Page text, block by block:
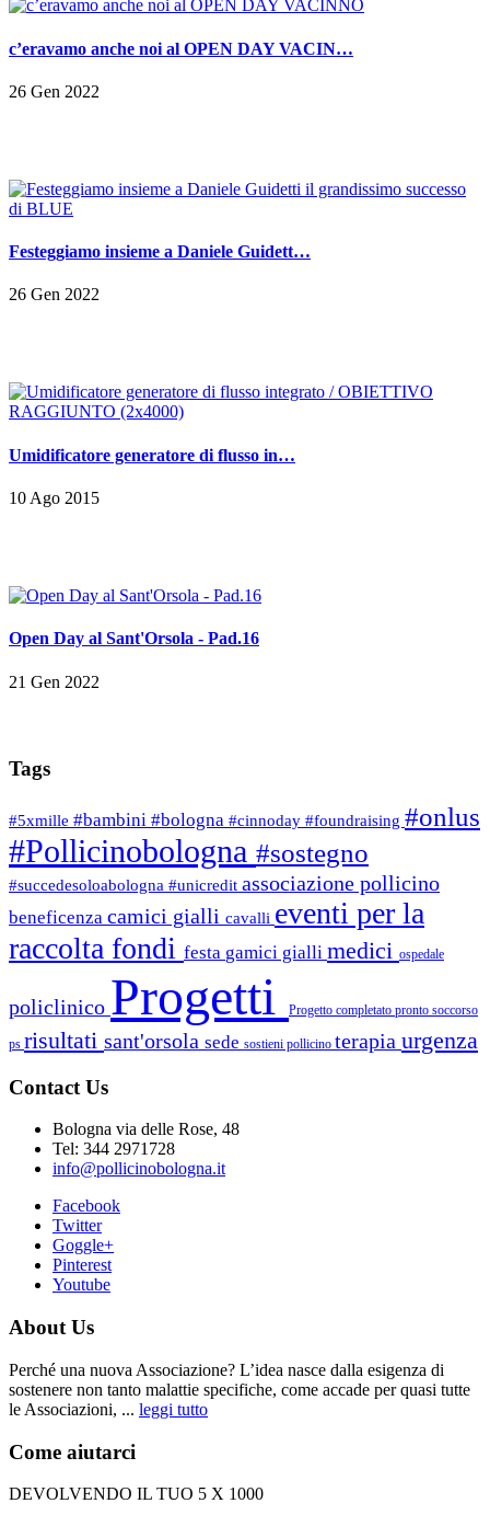
c’eravamo anche noi al OPEN DAY VACIN…
26 Gen 2022
Festeggiamo insieme a Daniele Guidett…
26 Gen 2022
Umidificatore generatore di flusso in…
10 Ago 2015
Open Day al Sant'Orsola - Pad.16
21 Gen 2022
Tags
#5xmille #bambini #bologna #cinnoday #foundraising #onlus
#Pollicinobologna #sostegno
#succedesoloabologna #unicredit associazione pollicino
beneficenza camici gialli cavalli eventi per la
raccolta fondi festa gamici gialli medici ospedale
policlinico Progetti Progetto completato pronto soccorso
ps risultati sant'orsola sede sostieni pollicino terapia urgenza
Contact Us
Bologna via delle Rose, 48
Tel: 344 2971728
info@pollicinobologna.it
Facebook
Twitter
Goggle+
Pinterest
Youtube
About Us
Perché una nuova Associazione? L’idea nasce dalla esigenza di
sostenere non tanto malattie specifiche, come accade per quasi tutte
le Associazioni, ... leggi tutto
Come aiutarci
DEVOLVENDO IL TUO 5 X 1000